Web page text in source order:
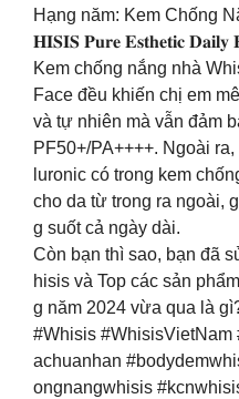
Hạng năm: Kem Chống
𝐇𝐈𝐒𝐈𝐒 𝐏𝐮𝐫𝐞 𝐄𝐬𝐭𝐡𝐞𝐭𝐢𝐜
Kem chống nắng nhà
Face đều khiến chị em
và tự nhiên mà vẫn đảm
PF50+/PA++++. Ngoài
luronic có trong kem
cho da từ trong ra ngoài,
g suốt cả ngày dài.
Còn bạn thì sao, bạn đã
hisis và Top các sản
g năm 2024 vừa qua là
#Whisis #WhisisVietNam
achuanhan
ongnangwhisis